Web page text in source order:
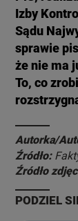
Izby
Sądu
sprawie
że nie ma
To, co
Autorka/
Źródło:
Źródło
PODZIEL